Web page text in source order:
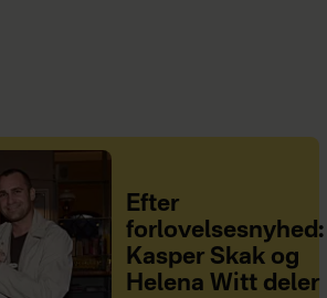
Efter
forlovelsesnyhed:
Kasper Skak og
Helena Witt deler